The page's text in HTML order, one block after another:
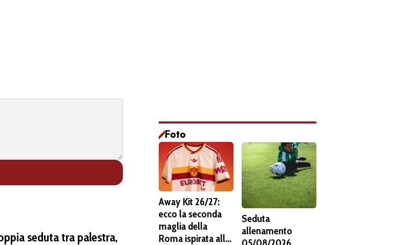
seduta tra palestra,
Foto
Away Kit 26/27:
ecco la seconda
maglia della
Roma ispirata alla
Seduta
allenamento